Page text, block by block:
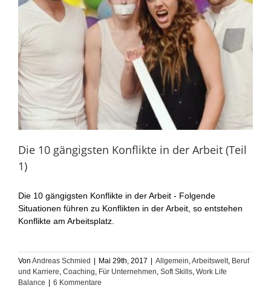
Die 10 gängigsten Konflikte in der Arbeit (Teil
1)
Die 10 gängigsten Konflikte in der Arbeit - Folgende
Situationen führen zu Konflikten in der Arbeit, so entstehen
Konflikte am Arbeitsplatz.
Von Andreas Schmied Mai 29th, 2017 Allgemein,Arbeitswelt, Beruf
und Karriere, Coaching, Für Unternehmen, Soft Skills, Work Life
Balance
6 Kommentare